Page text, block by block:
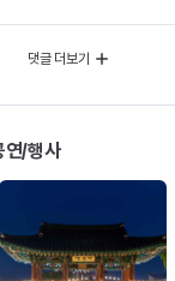
댓글 더보기
연/행사